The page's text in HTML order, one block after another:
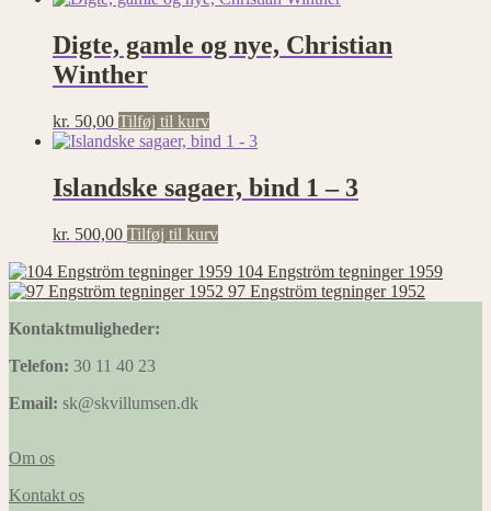
Digte, gamle og nye, Christian
Winther
kr. 50,00 Tilføj til kurv
Islandske sagaer, bind 1 – 3
kr. 500,00 Tilføj til kurv
104 Engström tegninger 1959
97 Engström tegninger 1952
Kontaktmuligheder:
Telefon: 30 11 40 23
Email: sk@skvillumsen.dk
Om os
Kontakt os